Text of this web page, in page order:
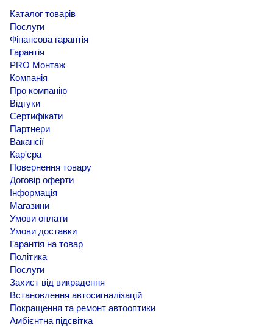
Каталог товарів
Послуги
Фінансова гарантія
Гарантія
PRO Монтаж
Компанія
Про компанію
Відгуки
Сертифікати
Партнери
Вакансії
Кар'єра
Повернення товару
Договір оферти
Інформація
Магазини
Умови оплати
Умови доставки
Гарантія на товар
Політика
Послуги
Захист від викрадення
Встановлення автосигналізацій
Покращення та ремонт автооптики
Амбієнтна підсвітка